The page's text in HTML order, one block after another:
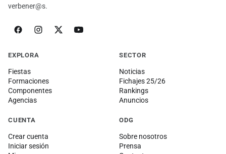
verbener@s.
EXPLORA
Fiestas
Formaciones
Componentes
Agencias
SECTOR
Noticias
Fichajes 25/26
Rankings
Anuncios
CUENTA
Crear cuenta
Iniciar sesión
ODG
Sobre nosotros
Prensa